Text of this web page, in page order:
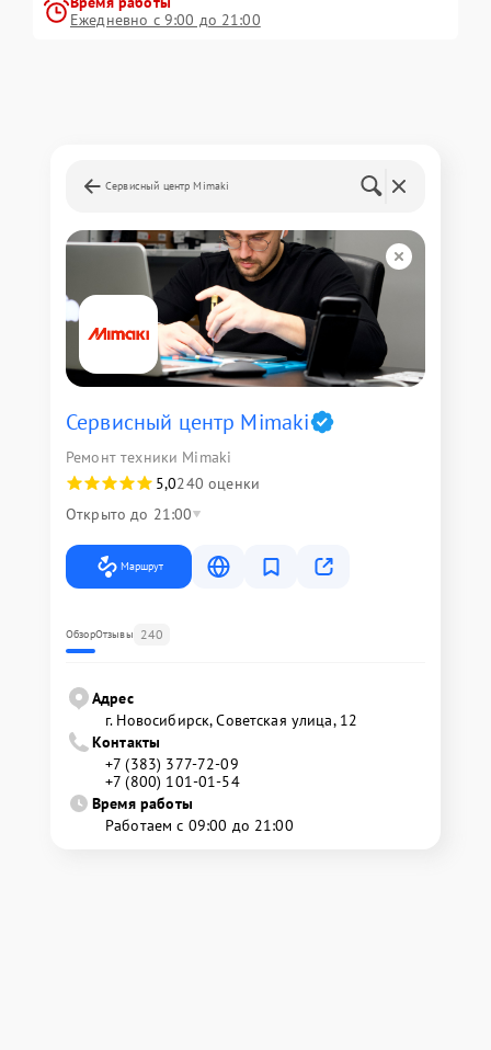
Ежедневно с 9:00 до 21:00
Сервисный центр Mimaki
Сервисный центр Mimaki
Ремонт техники Mimaki
5,0240 оценки
Открыто до 21:00
Маршрут
ОбзорОтзывы 240
Адрес
г. Новосибирск, Советская улица, 12
Контакты
+7 (383) 377-72-09
+7 (800) 101-01-54
Время работы
Работаем с 09:00 до 21:00